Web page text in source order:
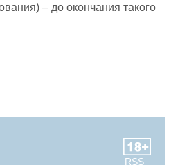
– до окончания такого
RSS